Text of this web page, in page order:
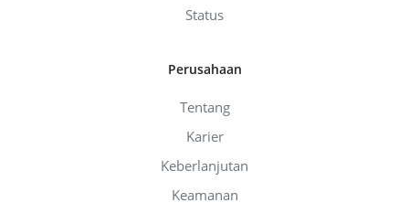
Status
Perusahaan
Tentang
Karier
Keberlanjutan
Keamanan